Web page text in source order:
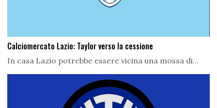
Calciomercato Lazio: Taylor verso la cessione
In casa Lazio potrebbe essere vicina una mossa di...